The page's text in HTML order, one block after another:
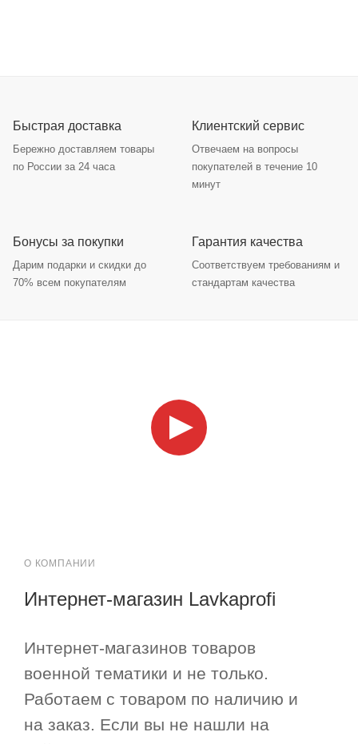
Быстрая доставка
Бережно доставляем товары
по России за 24 часа
Клиентский сервис
Отвечаем на вопросы
покупателей в течение 10
минут
Бонусы за покупки
Дарим подарки и скидки до
70% всем покупателям
Гарантия качества
Соответствуем требованиям и
стандартам качества
О КОМПАНИИ
Интернет-магазин Lavkaprofi
Интернет-магазинов товаров
военной тематики и не только.
Работаем с товаром по наличию и
на заказ. Если вы не нашли на